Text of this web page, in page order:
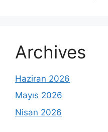
Archives
Haziran 2026
Mayıs 2026
Nisan 2026